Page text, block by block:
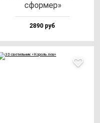
сфор­мер»
2890 руб